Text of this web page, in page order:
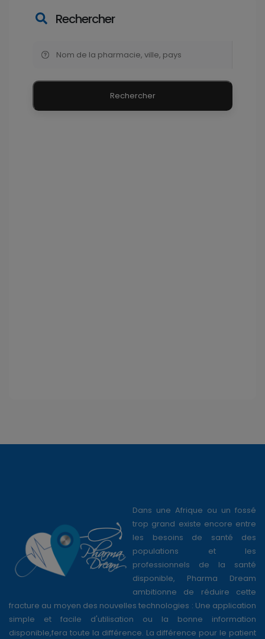
Rechercher
Rechercher
Dans une Afrique ou un fossé
trop grand existe encore entre
les besoins de santé des
populations et les
professionnels de la santé
disponible, Pharma Dream
ambitionne de réduire cette
fracture au moyen des nouvelles technologies : Une application
simple et facile d'utilisation ou la bonne information
disponible,fera toute la différence. La différence pour le patient